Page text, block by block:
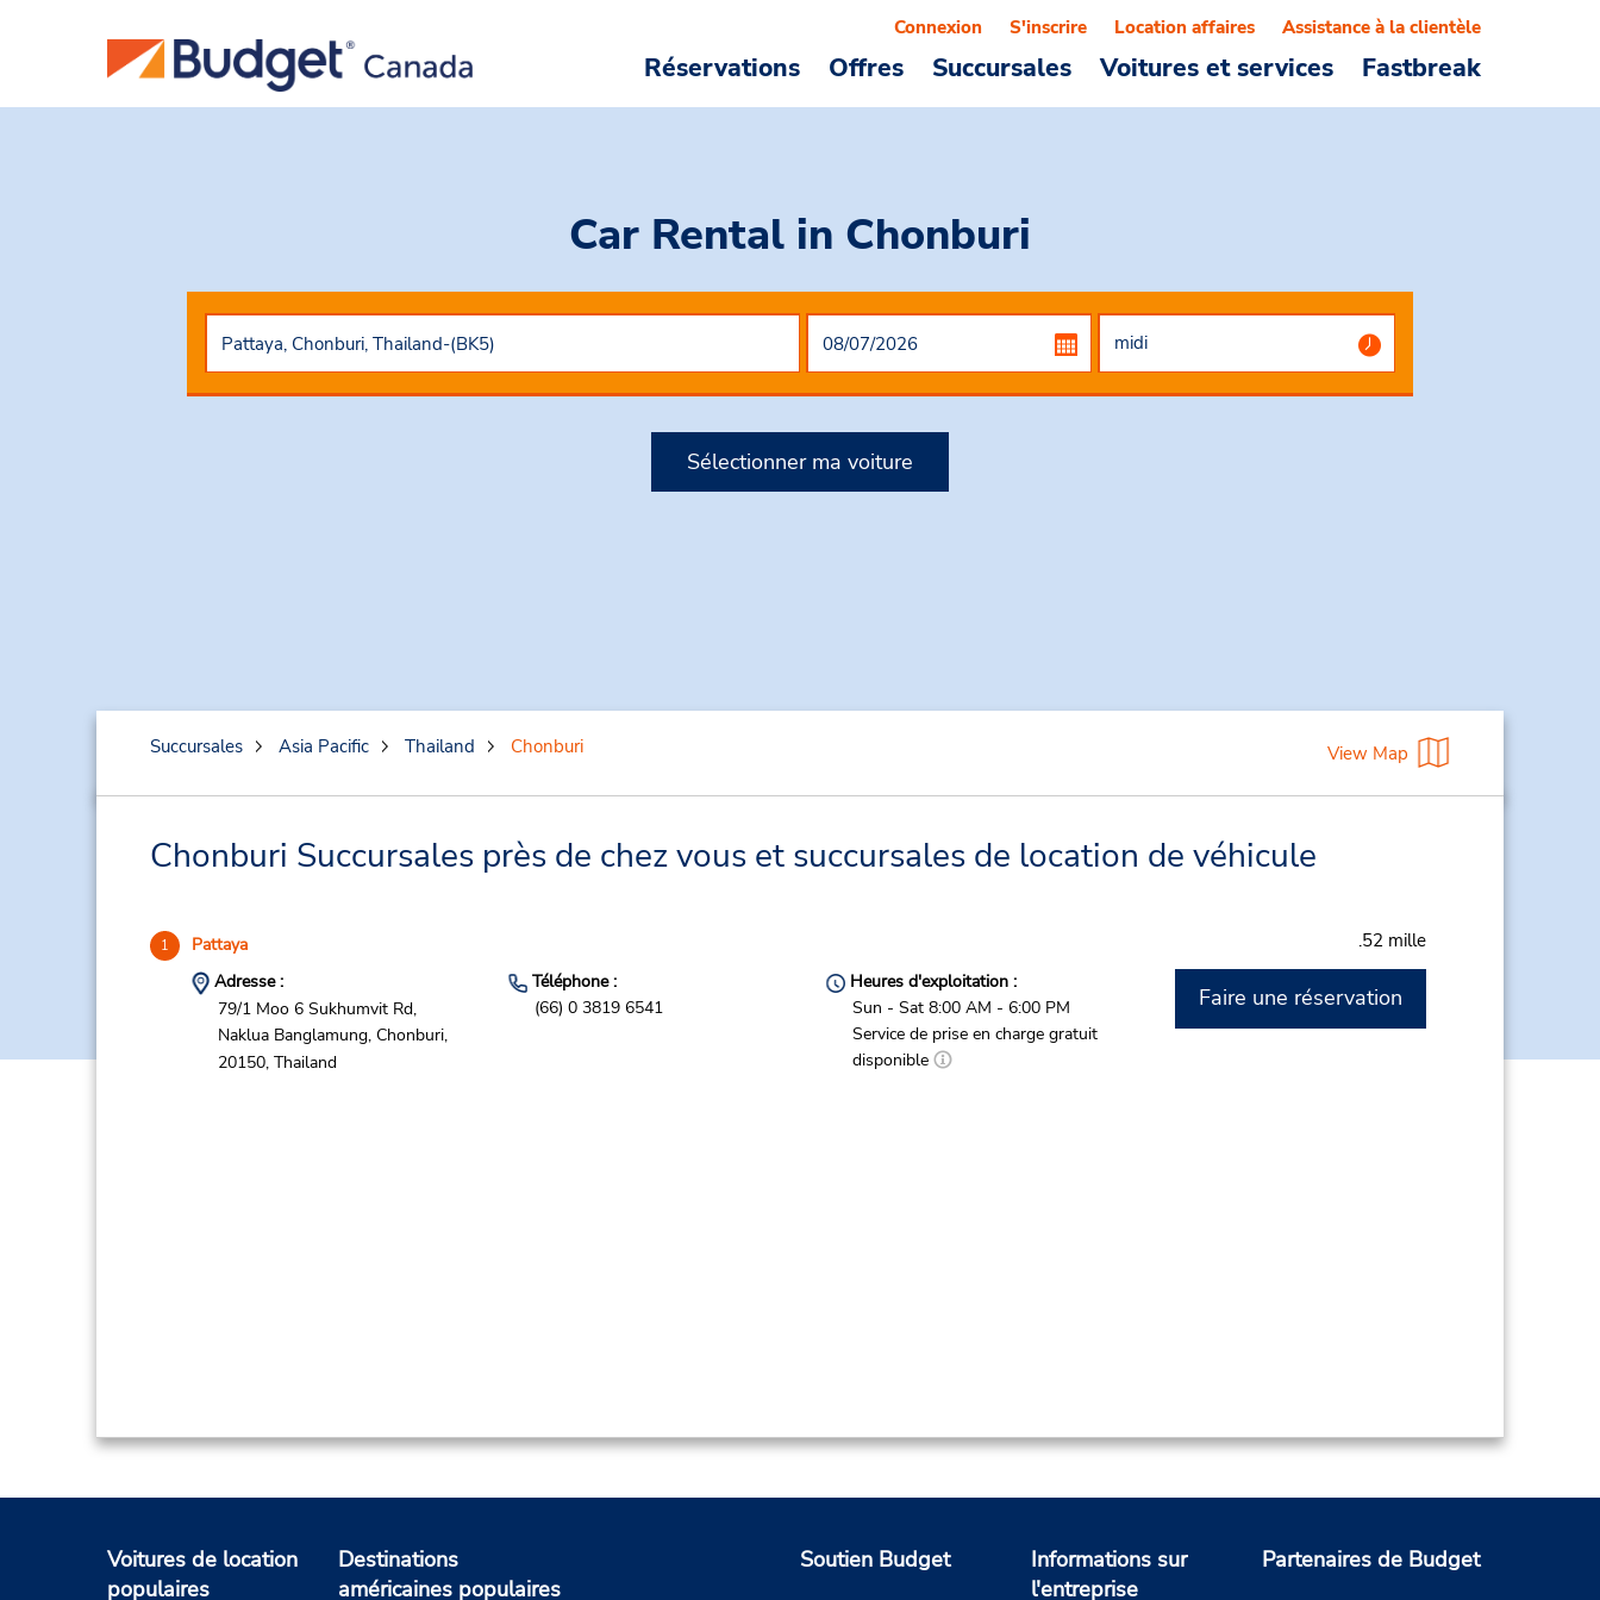
Réservations Offres Succursales Voitures et services Fastbreak
Connexion S'inscrire Location affaires Assistance à la clientèle
Car Rental in Chonburi
Sélectionner ma voiture
Succursales Asia Pacific Thailand Chonburi View Map
Chonburi Succursales près de chez vous et succursales de location de véhicule
1 Pattaya .52 mille
Adresse :
79/1 Moo 6 Sukhumvit Rd,
Naklua Banglamung, Chonburi,
20150, Thailand
Téléphone :
(66) 0 3819 6541
Heures d'exploitation :
Sun - Sat 8:00 AM - 6:00 PM
Service de prise en charge gratuit
disponible
Faire une réservation
Voitures de location
populaires
Destinations
américaines populaires
Soutien Budget
Informations sur
l'entreprise
Partenaires de Budget